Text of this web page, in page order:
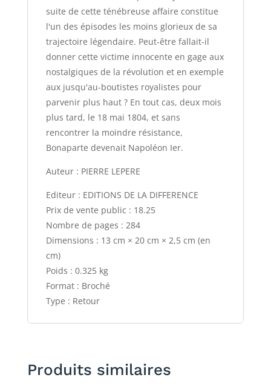
suite de cette ténébreuse affaire constitue
l'un des épisodes les moins glorieux de sa
trajectoire légendaire. Peut-être fallait-il
donner cette victime innocente en gage aux
nostalgiques de la révolution et en exemple
aux jusqu'au-boutistes royalistes pour
parvenir plus haut ? En tout cas, deux mois
plus tard, le 18 mai 1804, et sans
rencontrer la moindre résistance,
Bonaparte devenait Napoléon Ier.
Auteur : PIERRE LEPERE
Editeur : EDITIONS DE LA DIFFERENCE
Prix de vente public : 18.25
Nombre de pages : 284
Dimensions : 13 cm × 20 cm × 2,5 cm (en
cm)
Poids : 0.325 kg
Format : Broché
Type : Retour
Produits similaires